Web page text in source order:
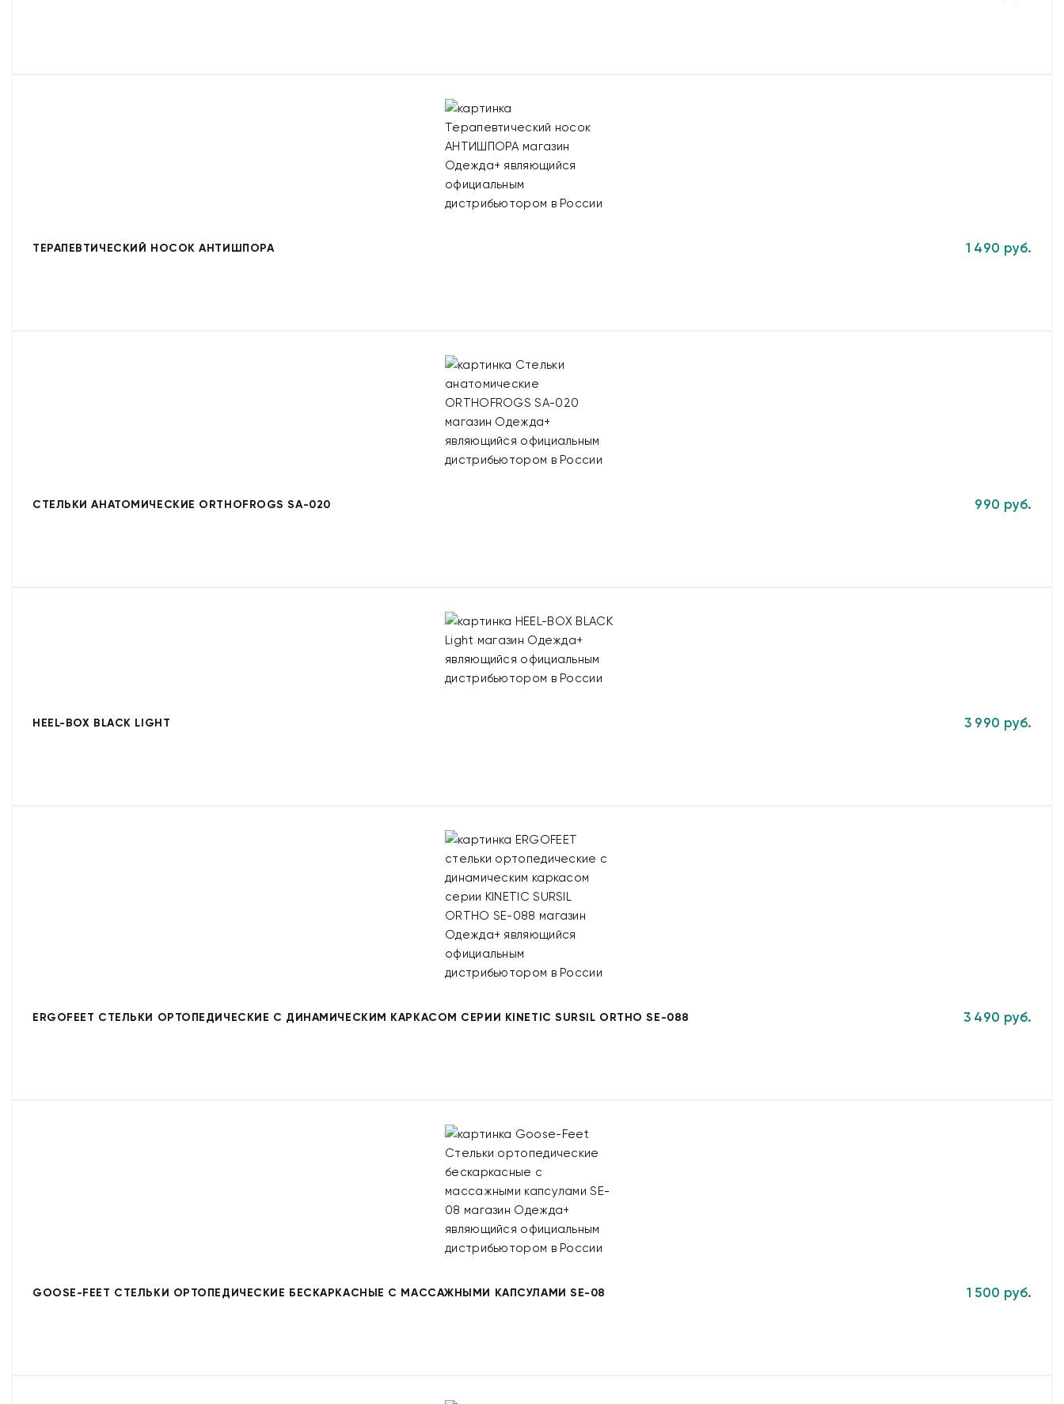
ТЕРАПЕВТИЧЕСКИЙ НОСОК АНТИШПОРА 1 490 руб.
СТЕЛЬКИ АНАТОМИЧЕСКИЕ ORTHOFROGS SA-020 990 руб.
HEEL-BOX BLACK LIGHT 3 990 руб.
ERGOFEET СТЕЛЬКИ ОРТОПЕДИЧЕСКИЕ С ДИНАМИЧЕСКИМ КАРКАСОМ СЕРИИ KINETIC SURSIL ORTHO SE-088 3 490 руб.
GOOSE-FEET СТЕЛЬКИ ОРТОПЕДИЧЕСКИЕ БЕСКАРКАСНЫЕ С МАССАЖНЫМИ КАПСУЛАМИ SE-08 1 500 руб.